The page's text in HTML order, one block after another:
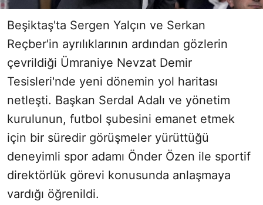
Beşiktaş'ta Sergen Yalçın ve Serkan
Reçber'in ayrılıklarının ardından gözlerin
çevrildiği Ümraniye Nevzat Demir
Tesisleri'nde yeni dönemin yol haritası
netleşti. Başkan Serdal Adalı ve yönetim
kurulunun, futbol şubesini emanet etmek
için bir süredir görüşmeler yürüttüğü
deneyimli spor adamı Önder Özen ile sportif
direktörlük görevi konusunda anlaşmaya
vardığı öğrenildi.